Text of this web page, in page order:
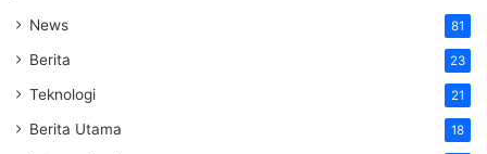
News 81
Berita 23
Teknologi 21
Berita Utama 18